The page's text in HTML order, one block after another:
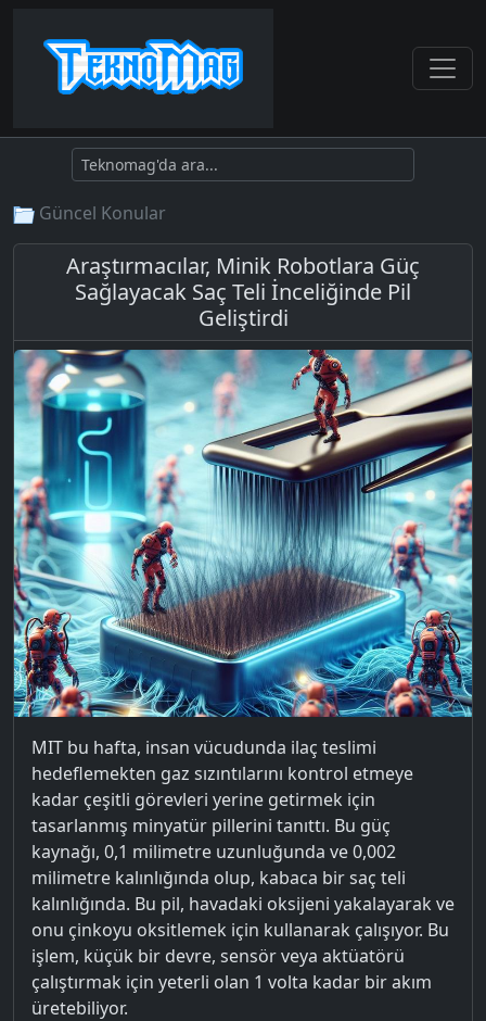
Güncel Konular
Araştırmacılar, Minik Robotlara Güç
Sağlayacak Saç Teli İnceliğinde Pil
Geliştirdi
MIT bu hafta, insan vücudunda ilaç teslimi
hedeflemekten gaz sızıntılarını kontrol etmeye
kadar çeşitli görevleri yerine getirmek için
tasarlanmış minyatür pillerini tanıttı. Bu güç
kaynağı, 0,1 milimetre uzunluğunda ve 0,002
milimetre kalınlığında olup, kabaca bir saç teli
kalınlığında. Bu pil, havadaki oksijeni yakalayarak ve
onu çinkoyu oksitlemek için kullanarak çalışıyor. Bu
işlem, küçük bir devre, sensör veya aktüatörü
çalıştırmak için yeterli olan 1 volta kadar bir akım
üretebiliyor.